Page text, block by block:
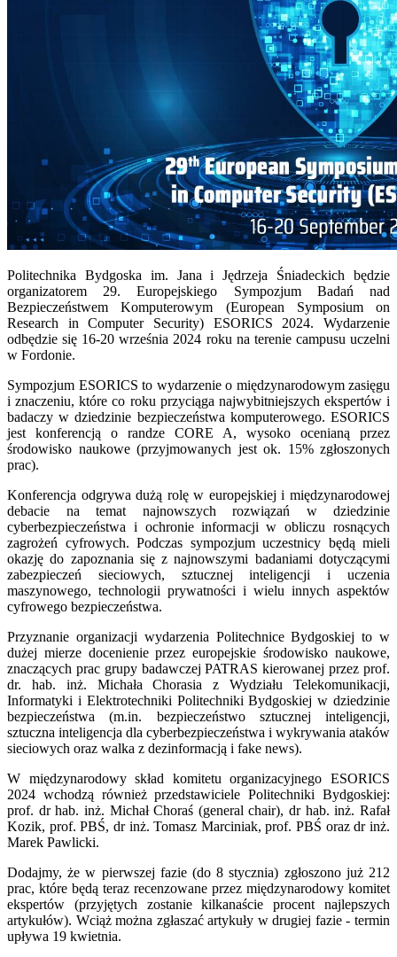
Politechnika Bydgoska im. Jana i Jędrzeja Śniadeckich będzie
organizatorem 29. Europejskiego Sympozjum Badań nad
Bezpieczeństwem Komputerowym (European Symposium on
Research in Computer Security) ESORICS 2024. Wydarzenie
odbędzie się 16-20 września 2024 roku na terenie campusu uczelni
w Fordonie.
Sympozjum ESORICS to wydarzenie o międzynarodowym zasięgu
i znaczeniu, które co roku przyciąga najwybitniejszych ekspertów i
badaczy w dziedzinie bezpieczeństwa komputerowego. ESORICS
jest konferencją o randze CORE A, wysoko ocenianą przez
środowisko naukowe (przyjmowanych jest ok. 15% zgłoszonych
prac).
Konferencja odgrywa dużą rolę w europejskiej i międzynarodowej
debacie na temat najnowszych rozwiązań w dziedzinie
cyberbezpieczeństwa i ochronie informacji w obliczu rosnących
zagrożeń cyfrowych. Podczas sympozjum uczestnicy będą mieli
okazję do zapoznania się z najnowszymi badaniami dotyczącymi
zabezpieczeń sieciowych, sztucznej inteligencji i uczenia
maszynowego, technologii prywatności i wielu innych aspektów
cyfrowego bezpieczeństwa.
Przyznanie organizacji wydarzenia Politechnice Bydgoskiej to w
dużej mierze docenienie przez europejskie środowisko naukowe,
znaczących prac grupy badawczej PATRAS kierowanej przez prof.
dr. hab. inż. Michała Chorasia z Wydziału Telekomunikacji,
Informatyki i Elektrotechniki Politechniki Bydgoskiej w dziedzinie
bezpieczeństwa (m.in. bezpieczeństwo sztucznej inteligencji,
sztuczna inteligencja dla cyberbezpieczeństwa i wykrywania ataków
sieciowych oraz walka z dezinformacją i fake news).
W międzynarodowy skład komitetu organizacyjnego ESORICS
2024 wchodzą również przedstawiciele Politechniki Bydgoskiej:
prof. dr hab. inż. Michał Choraś (general chair), dr hab. inż. Rafał
Kozik, prof. PBŚ, dr inż. Tomasz Marciniak, prof. PBŚ oraz dr inż.
Marek Pawlicki.
Dodajmy, że w pierwszej fazie (do 8 stycznia) zgłoszono już 212
prac, które będą teraz recenzowane przez międzynarodowy komitet
ekspertów (przyjętych zostanie kilkanaście procent najlepszych
artykułów). Wciąż można zgłaszać artykuły w drugiej fazie - termin
upływa 19 kwietnia.